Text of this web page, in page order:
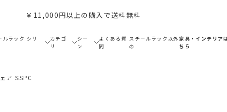
￥11,000円以上の購入で送料無料
ルラック シリ
カテゴ
リ
シー
ン
よくある質
問
スチールラック以外
の
家具・インテリア
ちら
ア SSPC